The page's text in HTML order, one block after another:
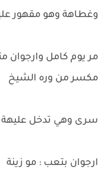
وغطاهة وهو مقهور
مر يوم كامل وارجوان
مكسر من وره الشيخ
سرى وهي تدخل عليهة
ارجوان بتعب : مو زينة